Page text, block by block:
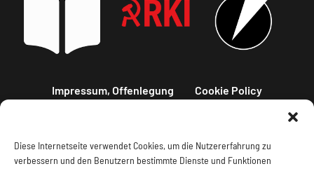
Diese Internetseite verwendet Cookies, um die Nutzererfahrung zu
verbessern und den Benutzern bestimmte Dienste und Funktionen
Impressum, Offenlegung Cookie Policy